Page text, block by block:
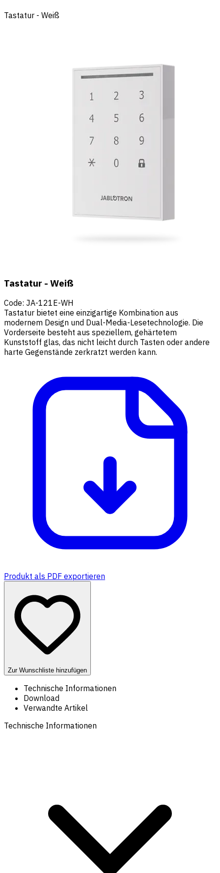
Tastatur - Weiß
Tastatur - Weiß
Code: JA-121E-WH
Tastatur bietet eine einzigartige Kombination aus
modernem Design und Dual-Media-Lesetechnologie. Die
Vorderseite besteht aus speziellem, gehärtetem
Kunststoff glas, das nicht leicht durch Tasten oder andere
harte Gegenstände zerkratzt werden kann.
Produkt als PDF exportieren
Zur Wunschliste hinzufügen
Technische Informationen
Download
Verwandte Artikel
Technische Informationen